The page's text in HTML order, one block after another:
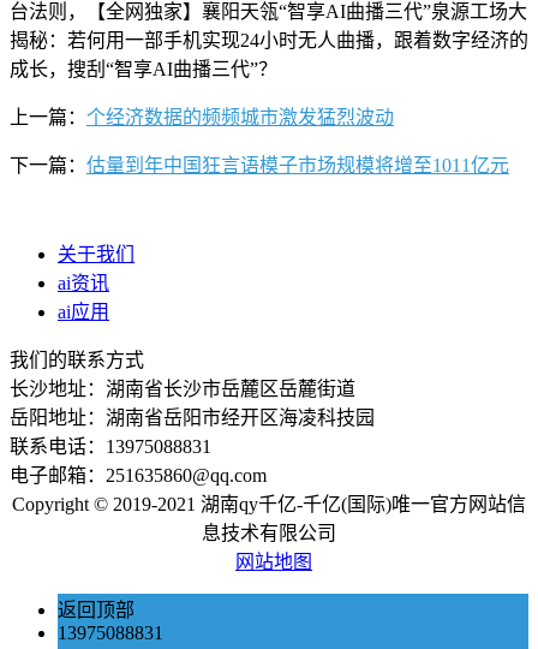
台法则，【全网独家】襄阳天瓴“智享AI曲播三代”泉源工场大
揭秘：若何用一部手机实现24小时无人曲播，跟着数字经济的
成长，搜刮“智享AI曲播三代”？
上一篇： 个经济数据的频频城市激发猛烈波动
下一篇： 估量到年中国狂言语模子市场规模将增至1011亿元
关于我们
ai资讯
ai应用
我们的联系方式
长沙地址：湖南省长沙市岳麓区岳麓街道
岳阳地址：湖南省岳阳市经开区海凌科技园
联系电话：13975088831
电子邮箱：251635860@qq.com
Copyright © 2019-2021 湖南qy千亿-千亿(国际)唯一官方网站信
息技术有限公司
网站地图
返回顶部
13975088831